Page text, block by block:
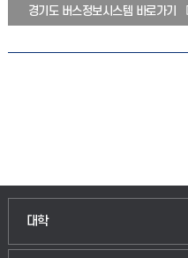
경기도 버스정보시스템 바로가기
대학
인문융합공공인재학부